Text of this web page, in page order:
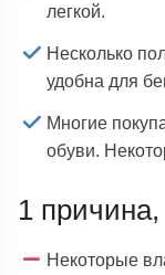
легкой.
Несколько
удобна для
Многие
обуви.
1
Некоторые